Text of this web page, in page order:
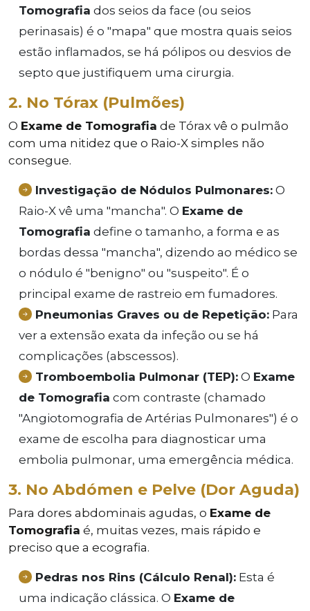
Tomografia dos seios da face (ou seios
perinasais) é o "mapa" que mostra quais seios
estão inflamados, se há pólipos ou desvios de
septo que justifiquem uma cirurgia.
2. No Tórax (Pulmões)
O Exame de Tomografia de Tórax vê o pulmão
com uma nitidez que o Raio-X simples não
consegue.
Investigação de Nódulos Pulmonares: O
Raio-X vê uma "mancha". O Exame de
Tomografia define o tamanho, a forma e as
bordas dessa "mancha", dizendo ao médico se
o nódulo é "benigno" ou "suspeito". É o
principal exame de rastreio em fumadores.
Pneumonias Graves ou de Repetição: Para
ver a extensão exata da infeção ou se há
complicações (abscessos).
Tromboembolia Pulmonar (TEP): O Exame
de Tomografia com contraste (chamado
"Angiotomografia de Artérias Pulmonares") é o
exame de escolha para diagnosticar uma
embolia pulmonar, uma emergência médica.
3. No Abdómen e Pelve (Dor Aguda)
Para dores abdominais agudas, o Exame de
Tomografia é, muitas vezes, mais rápido e
preciso que a ecografia.
Pedras nos Rins (Cálculo Renal): Esta é
uma indicação clássica. O Exame de